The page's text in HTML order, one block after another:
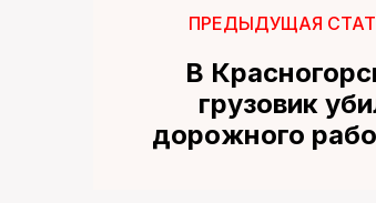
ПРЕДЫДУЩАЯ
В
грузовик
дорожного